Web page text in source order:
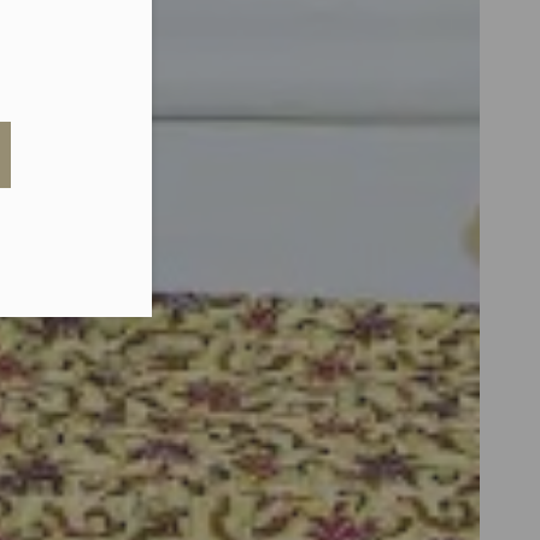
w formacie E164